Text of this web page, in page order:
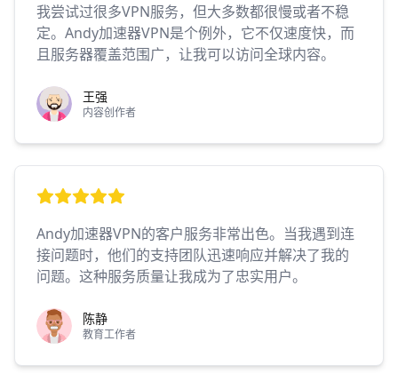
我尝试过很多VPN服务，但大多数都很慢或者不稳
定。Andy加速器VPN是个例外，它不仅速度快，而
且服务器覆盖范围广，让我可以访问全球内容。
王强
内容创作者
Andy加速器VPN的客户服务非常出色。当我遇到连
接问题时，他们的支持团队迅速响应并解决了我的
问题。这种服务质量让我成为了忠实用户。
陈静
教育工作者